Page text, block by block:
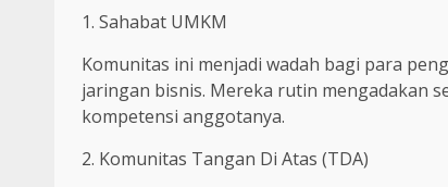
1. Sahabat UMKM
Komunitas ini menjadi wadah bagi para
jaringan bisnis. Mereka rutin mengadakan
kompetensi anggotanya.
2. Komunitas Tangan Di Atas (TDA)